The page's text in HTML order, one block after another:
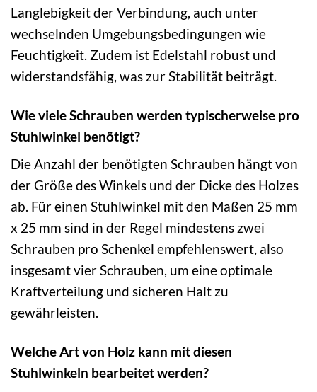
Langlebigkeit der Verbindung, auch unter
wechselnden Umgebungsbedingungen wie
Feuchtigkeit. Zudem ist Edelstahl robust und
widerstandsfähig, was zur Stabilität beiträgt.
Wie viele Schrauben werden typischerweise pro
Stuhlwinkel benötigt?
Die Anzahl der benötigten Schrauben hängt von
der Größe des Winkels und der Dicke des Holzes
ab. Für einen Stuhlwinkel mit den Maßen 25 mm
x 25 mm sind in der Regel mindestens zwei
Schrauben pro Schenkel empfehlenswert, also
insgesamt vier Schrauben, um eine optimale
Kraftverteilung und sicheren Halt zu
gewährleisten.
Welche Art von Holz kann mit diesen
Stuhlwinkeln bearbeitet werden?